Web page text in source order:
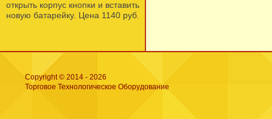
открыть корпус кнопки и вставить
новую батарейку. Цена 1140 руб.
Copyright © 2014 - 2026
Торговое Технологическое Оборудование